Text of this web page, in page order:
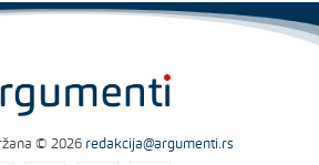
© 2026 redakcija@argumenti.rs